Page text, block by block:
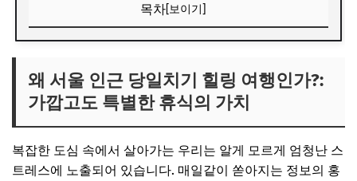
목차[보이기]
📌 지금 뜨는 꿀정보! 놓치지 마세요
자연이 주는 위로: 숲, 계곡, 수목원 명소
피톤치드 가득한 숲길 산책: 마음이 편안해지는 시간
왜 서울 인근 당일치기 힐링 여행인가?:
가깝고도 특별한 휴식의 가치
복잡한 도심 속에서 살아가는 우리는 알게 모르게 엄청난 스
트레스에 노출되어 있습니다. 매일같이 쏟아지는 정보의 홍